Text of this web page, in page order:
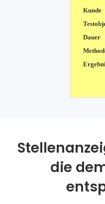
Kunde
Dauer
die